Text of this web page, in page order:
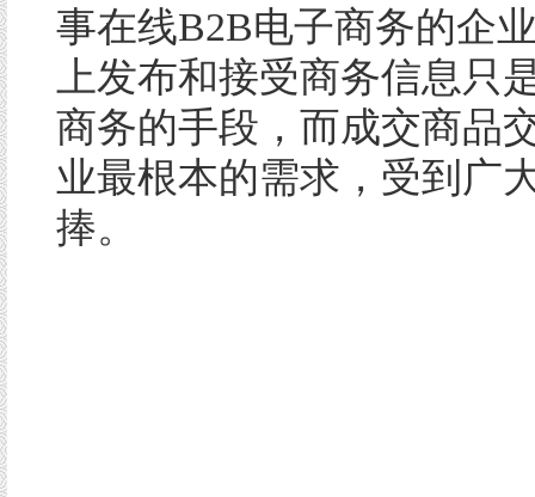
事在线B2B电子商务的企
上发布和接受商务信息只
商务的手段，而成交商品
业最根本的需求，受到广
捧。